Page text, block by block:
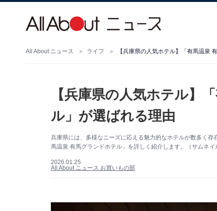
All About ニュース ライフ 【兵庫県の人気ホテル】「有馬温泉
【兵庫県の人気ホテル】
ル」が選ばれる理由
兵庫県には、多様なニーズに応える魅力的なホテルが数多く
馬温泉 有馬グランドホテル」を詳しく紹介します。（サムネ
2026.01.25
All About ニュース お買いもの部